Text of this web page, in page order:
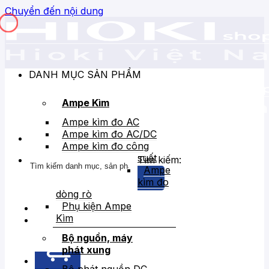
Chuyển đến nội dung
Tìm kiếm:
DANH MỤC SẢN PHẨM
Ampe Kìm
Ampe kìm đo AC
Ampe kìm đo AC/DC
Ampe kìm đo công
suất
Ampe
kìm đo
dòng rò
Phụ kiện Ampe
Kìm
Bộ nguồn, máy
phát xung